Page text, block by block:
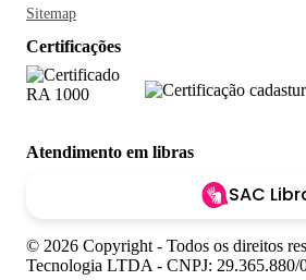
Sitemap
Certificações
Atendimento em libras
SAC
© 2026 Copyright - Todos os direitos
Tecnologia LTDA - CNPJ: 29.365.880/